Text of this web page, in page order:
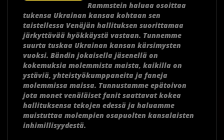
Rammstein haluaa osoittaa
tukensa Ukrainan kansaa kohtaan sen
taistellessa Venäjän hallituksen suorittamaa
järkyttävää hyökkäystä vastaan. Tunnemme
suurta tuskaa Ukrainan kansan kärsimysten
vuoksi. Bändin jokaisella jäsenellä on
kokemuksia molemmista maista, kaikilla on
ystäviä, yhteistyökumppaneita ja faneja
molemmissa maissa. Tunnustamme epätoivon
jota monet venäläiset fanit saattavat kokea
hallituksensa tekojen edessä ja haluamme
muistuttaa molempien osapuolten kansalaisten
inhimillisyydestä.